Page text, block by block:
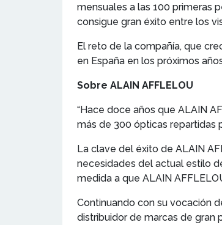
mensuales a las 100 primeras
consigue gran éxito entre los
El reto de la compañía, que
en España en los próximos
Sobre ALAIN AFFLELOU
“Hace doce años que ALAIN
más de 300 ópticas repartidas
La clave del éxito de ALAIN
necesidades del actual estilo
medida a que ALAIN
Continuando con su vocación
distribuidor de marcas de gran